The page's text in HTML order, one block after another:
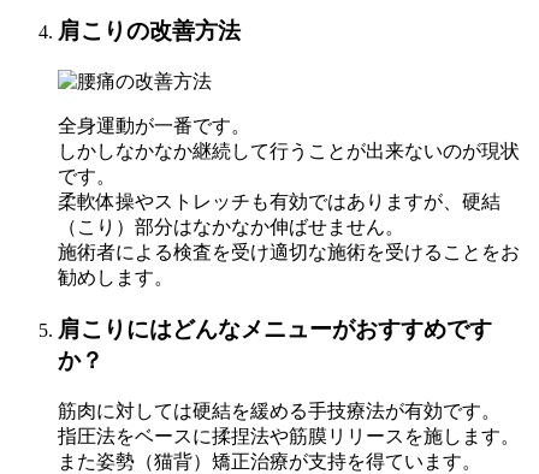
肩こりの改善方法
全身運動が一番です。
しかしなかなか継続して行うことが出来ないのが現状
です。
柔軟体操やストレッチも有効ではありますが、硬結
（こり）部分はなかなか伸ばせません。
施術者による検査を受け適切な施術を受けることをお
勧めします。
肩こりにはどんなメニューがおすすめです
か？
筋肉に対しては硬結を緩める手技療法が有効です。
指圧法をベースに揉捏法や筋膜リリースを施します。
また姿勢（猫背）矯正治療が支持を得ています。